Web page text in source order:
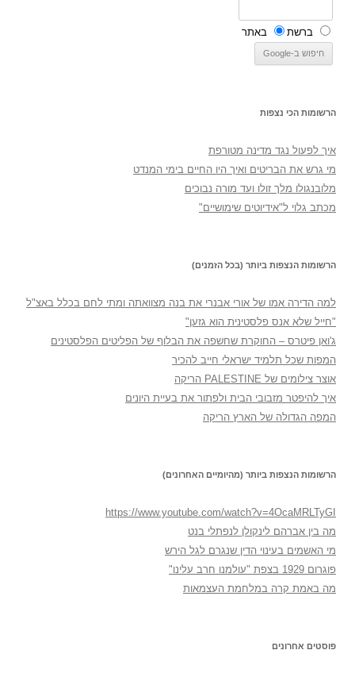
ברשת באתר
הרשומות הכי נצפות
איך לפעול נגד מדינה מטורפת
מי גרש את הבריטים ואיך היו החיים בימי המנדט
מלובנגולו מלך זולו ועד מורה נבוכים
מכתב גלוי ל"אידיוטים שימושיים"
הרשומות הנצפות ביותר (בכל הזמנים)
למה הדירה אמו של אורי אבנרי את בנה מצוואתה ומתי לחם בכלל באצ"ל
"חייל שלא אנס פלסטינית הוא גזען"
ג'ואן פיטרס – החוקרת שחשפה את הבלוף של הפליטים הפלסטינים
המפות שכל תלמיד ישראלי חייב להכיר
אוצר צילומים של PALESTINE הריקה
איך להיפטר מזבובי הבית ולפתור את בעיית היונים
המפה הגדולה של הארץ הריקה
הרשומות הנצפות ביותר (מהיומיים האחרונים)
https://www.youtube.com/watch?v=4OcaMRLTyGI
מה בין אברהם לינקולן לנפתלי בנט
מי האשמים בעינוי הדין שנגרם לגל הירש
פוגרום 1929 בצפת "עולמנו חרב עלינו"
מה באמת קרה במלחמת העצמאות
פוסטים אחרונים